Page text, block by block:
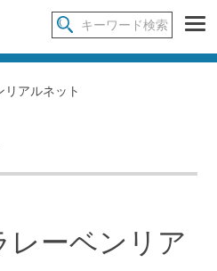
リアルネット
レーベンリア